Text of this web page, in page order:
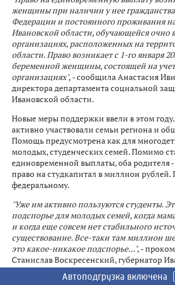
женщины при наличии у нее
Федерации и постоянного проживания
Ивановской области, обучающейся очно
организациях, расположенных на
области. Право возникает с 1-го января
беременной женщины, состоящей на
организациях", - сообщила Анастасия
директора департамента социальной
Ивановской области.
Новые меры поддержки ввели в этом
активно участвовали семьи региона и
Помощь предусмотрена как для
молодых, студенческих семей. Помимо
единовременной выплаты, оба родителя
право на студкапитал в миллион
федеральному.
"Уже им активно пользуются студенты.
подспорье для молодых семей, когда
и когда еще совсем нет стабильного
существование. Все-таки там миллион
это какое-никакое подспорье...", -
Станислав Воскресенский, губернатор
Анастасия и ее супруг на миллион
Автоподгрузка включена
Автоподгрузка включена
Автоподгрузка включена
Автоподгрузка включена
Автоподгрузка включена
Автоподгрузка включена
Автоподгрузка включена